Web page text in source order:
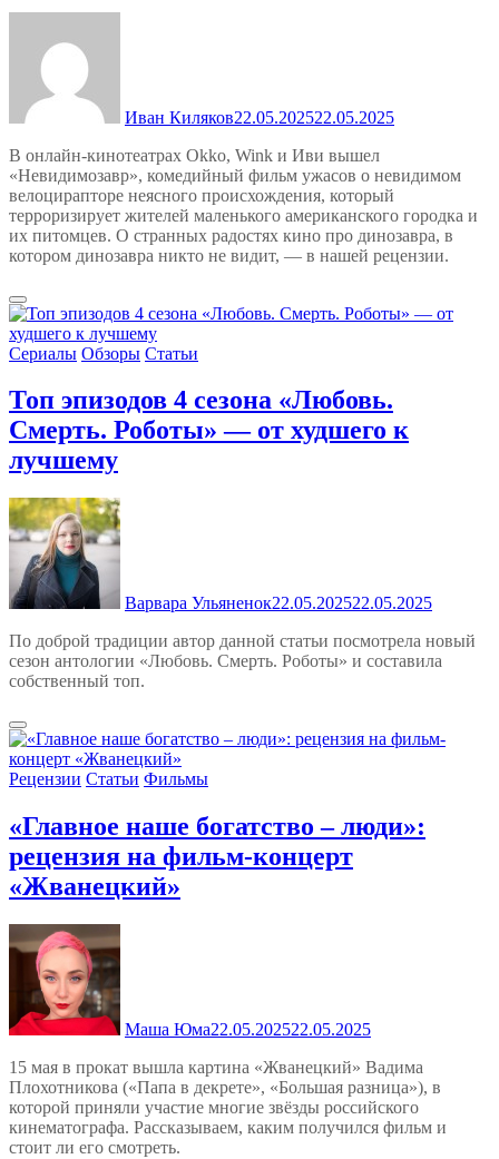
Иван Киляков22.05.202522.05.2025
В онлайн-кинотеатрах Okko, Wink и Иви вышел
«Невидимозавр», комедийный фильм ужасов о невидимом
велоцирапторе неясного происхождения, который
терроризирует жителей маленького американского городка и
их питомцев. О странных радостях кино про динозавра, в
котором динозавра никто не видит, — в нашей рецензии.
Сериалы Обзоры Статьи
Топ эпизодов 4 сезона «Любовь.
Смерть. Роботы» — от худшего к
лучшему
Варвара Ульяненок22.05.202522.05.2025
По доброй традиции автор данной статьи посмотрела новый
сезон антологии «Любовь. Смерть. Роботы» и составила
собственный топ.
Рецензии Статьи Фильмы
«Главное наше богатство – люди»:
рецензия на фильм-концерт
«Жванецкий»
Маша Юма22.05.202522.05.2025
15 мая в прокат вышла картина «Жванецкий» Вадима
Плохотникова («Папа в декрете», «Большая разница»), в
которой приняли участие многие звёзды российского
кинематографа. Рассказываем, каким получился фильм и
стоит ли его смотреть.